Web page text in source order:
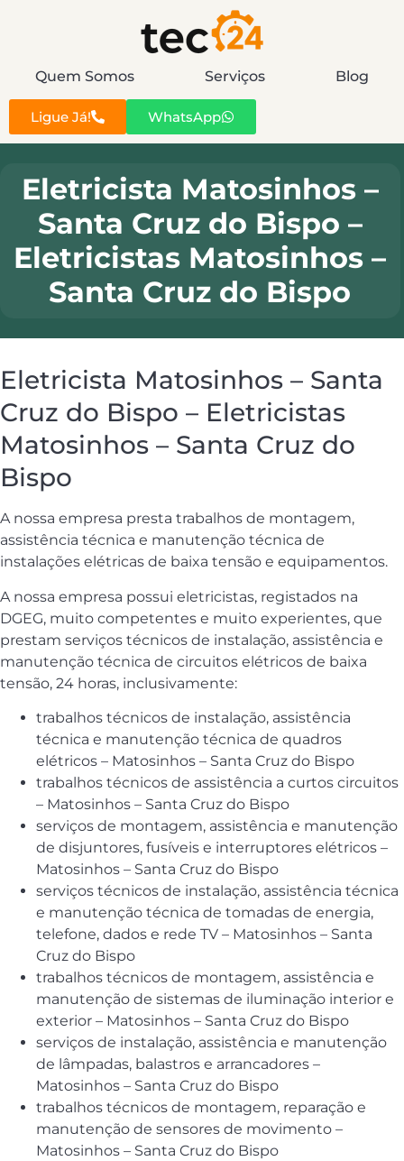
Quem Somos Serviços Blog
Ligue Já! WhatsApp
Eletricista Matosinhos –
Santa Cruz do Bispo –
Eletricistas Matosinhos –
Santa Cruz do Bispo
Eletricista Matosinhos – Santa
Cruz do Bispo – Eletricistas
Matosinhos – Santa Cruz do
Bispo
A nossa empresa presta trabalhos de montagem,
assistência técnica e manutenção técnica de
instalações elétricas de baixa tensão e equipamentos.
A nossa empresa possui eletricistas, registados na
DGEG, muito competentes e muito experientes, que
prestam serviços técnicos de instalação, assistência e
manutenção técnica de circuitos elétricos de baixa
tensão, 24 horas, inclusivamente:
trabalhos técnicos de instalação, assistência
técnica e manutenção técnica de quadros
elétricos – Matosinhos – Santa Cruz do Bispo
trabalhos técnicos de assistência a curtos circuitos
– Matosinhos – Santa Cruz do Bispo
serviços de montagem, assistência e manutenção
de disjuntores, fusíveis e interruptores elétricos –
Matosinhos – Santa Cruz do Bispo
serviços técnicos de instalação, assistência técnica
e manutenção técnica de tomadas de energia,
telefone, dados e rede TV – Matosinhos – Santa
Cruz do Bispo
trabalhos técnicos de montagem, assistência e
manutenção de sistemas de iluminação interior e
exterior – Matosinhos – Santa Cruz do Bispo
serviços de instalação, assistência e manutenção
de lâmpadas, balastros e arrancadores –
Matosinhos – Santa Cruz do Bispo
trabalhos técnicos de montagem, reparação e
manutenção de sensores de movimento –
Matosinhos – Santa Cruz do Bispo